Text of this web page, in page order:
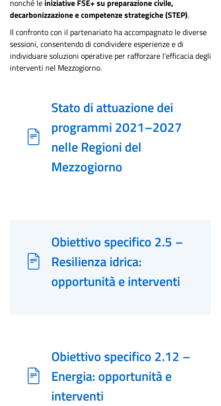
nonché le iniziative FSE+ su preparazione civile,
decarbonizzazione e competenze strategiche (STEP).
Il confronto con il partenariato ha accompagnato le diverse
sessioni, consentendo di condividere esperienze e di
individuare soluzioni operative per rafforzare l’efficacia degli
interventi nel Mezzogiorno.
Stato di attuazione dei
programmi 2021–2027
nelle Regioni del
Mezzogiorno
Obiettivo specifico 2.5 –
Resilienza idrica:
opportunità e interventi
Obiettivo specifico 2.12 –
Energia: opportunità e
interventi